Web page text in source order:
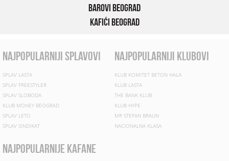
Barovi Beograd
Kafići Beograd
najpopularniji splavovi
SPLAV LASTA
SPLAV FREESTYLER
SPLAV SLOBODA
KLUB MONEY BEOGRAD
SPLAV LETO
SPLAV SINDIKAT
najpopularniji klubovi
KLUB KOMITET BETON HALA
KLUB LASTA
THE BANK KLUB
KLUB HYPE
MR STEFAN BRAUN
NACIONALNA KLASA
najpopularnije kafane